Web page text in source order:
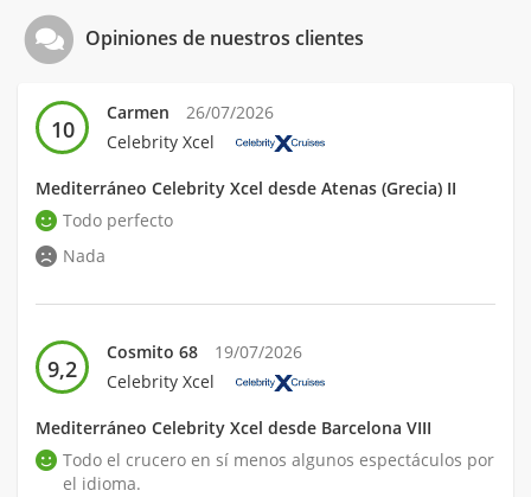
Opiniones de nuestros clientes
10
Carmen
26/07/2026
Celebrity Xcel
Mediterráneo Celebrity Xcel desde Atenas (Grecia) II
Todo perfecto
Nada
9,2
Cosmito 68
19/07/2026
Celebrity Xcel
Mediterráneo Celebrity Xcel desde Barcelona VIII
Todo el crucero en sí menos algunos espectáculos por
el idioma.